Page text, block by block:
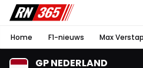
Home F1-nieuws Max
GP NEDERLAND